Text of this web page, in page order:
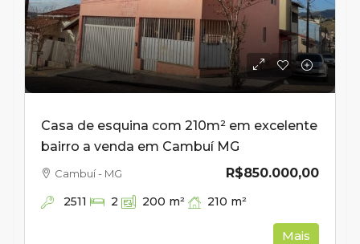
Casa de esquina com 210m² em excelente
bairro a venda em Cambuí MG
R$850.000,00
Cambuí - MG
2511 2 200 m² 210 m²
Mais